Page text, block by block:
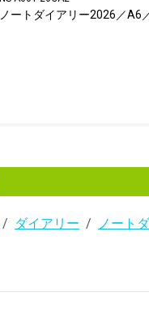
ノートダイアリー2026／A6
ダイアリー ノート